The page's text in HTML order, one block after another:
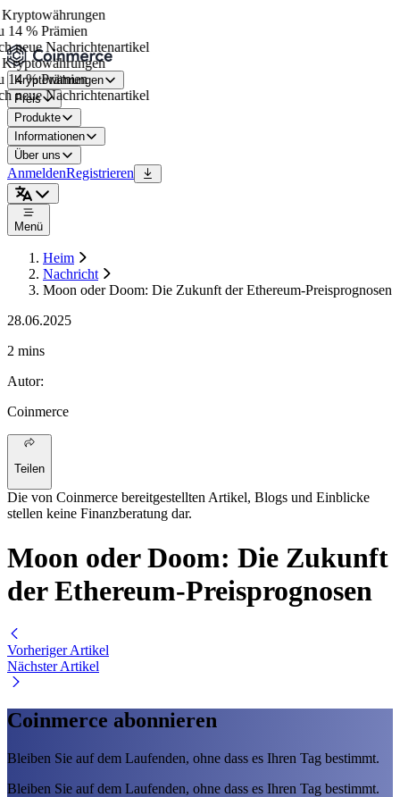
% Prämien
neue Nachrichtenartikel
% Prämien
neue Nachrichtenartikel
Kryptowährungen
Preis
Produkte
Informationen
Über uns
AnmeldenRegistrieren
Menü
Heim
Nachricht
Moon oder Doom: Die Zukunft der Ethereum-Preisprognosen
28.06.2025
2 mins
Autor:
Coinmerce
Teilen
Die von Coinmerce bereitgestellten Artikel, Blogs und Einblicke
stellen keine Finanzberatung dar.
Moon oder Doom: Die Zukunft
der Ethereum-Preisprognosen
Vorheriger Artikel
Nächster Artikel
Coinmerce abonnieren
Bleiben Sie auf dem Laufenden, ohne dass es Ihren Tag bestimmt.
Bleiben Sie auf dem Laufenden, ohne dass es Ihren Tag bestimmt.